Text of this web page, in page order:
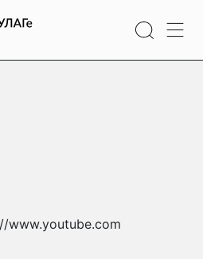
www.youtube.com